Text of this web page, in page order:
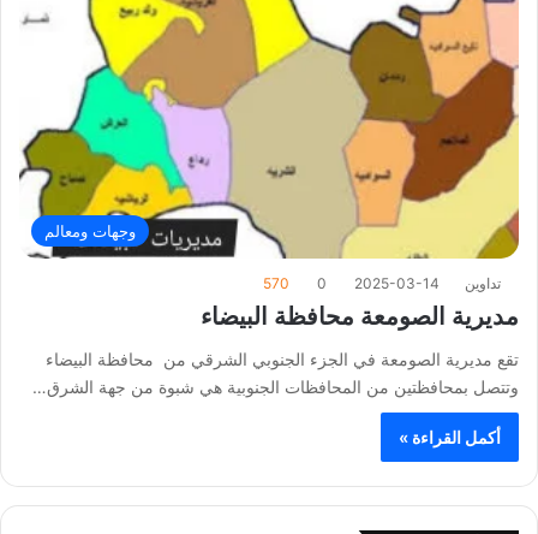
وجهات ومعالم
تداوين 2025-03-14
0
570
مديرية الصومعة محافظة البيضاء
تقع مديرية الصومعة في الجزء الجنوبي الشرقي من محافظة البيضاء
وتتصل بمحافظتين من المحافظات الجنوبية هي شبوة من جهة الشرق…
أكمل القراءة »